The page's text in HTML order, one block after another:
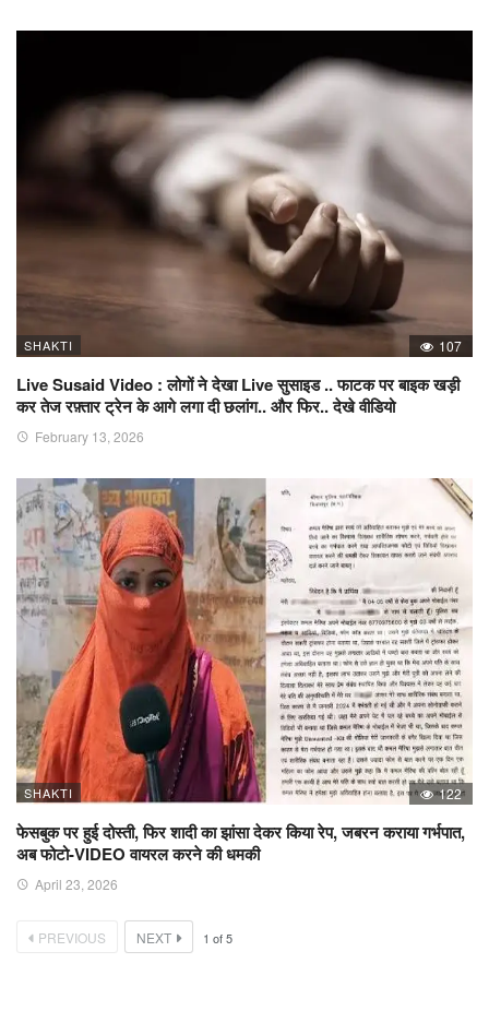
SHAKTI 107
Live Susaid Video : लोगों ने देखा Live सुसाइड .. फाटक पर बाइक खड़ी
कर तेज रफ़्तार ट्रेन के आगे लगा दी छलांग.. और फिर.. देखे वीडियो
February 13, 2026
SHAKTI 122
फेसबुक पर हुई दोस्ती, फिर शादी का झांसा देकर किया रेप, जबरन कराया गर्भपात,
अब फोटो-VIDEO वायरल करने की धमकी
April 23, 2026
PREVIOUS NEXT 1 of5